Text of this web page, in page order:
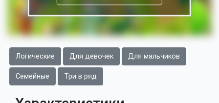
Логические Для девочек Для мальчиков
Семейные Три в ряд